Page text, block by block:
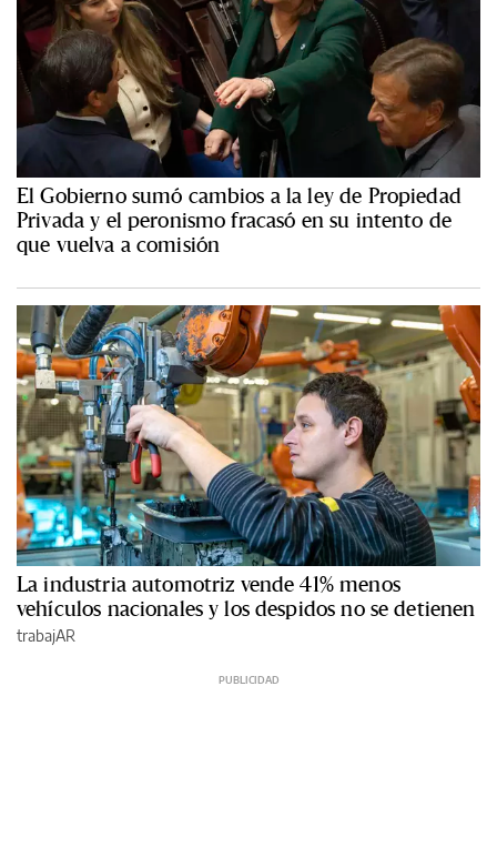
El Gobierno sumó cambios a la ley de Propiedad
Privada y el peronismo fracasó en su intento de
que vuelva a comisión
La industria automotriz vende 41% menos
vehículos nacionales y los despidos no se detienen
trabajAR